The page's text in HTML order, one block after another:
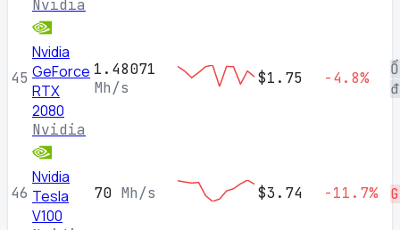
Nvidia
45
Nvidia
GeForce
RTX
2080
Nvidia
1.48071
Mh/s
$1.75 -4.8%
46
Nvidia
Tesla
V100
70 Mh/s $3.74 -11.7%